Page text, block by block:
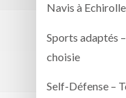
Navis à
Sports adaptés
choisie
Self-Défense –